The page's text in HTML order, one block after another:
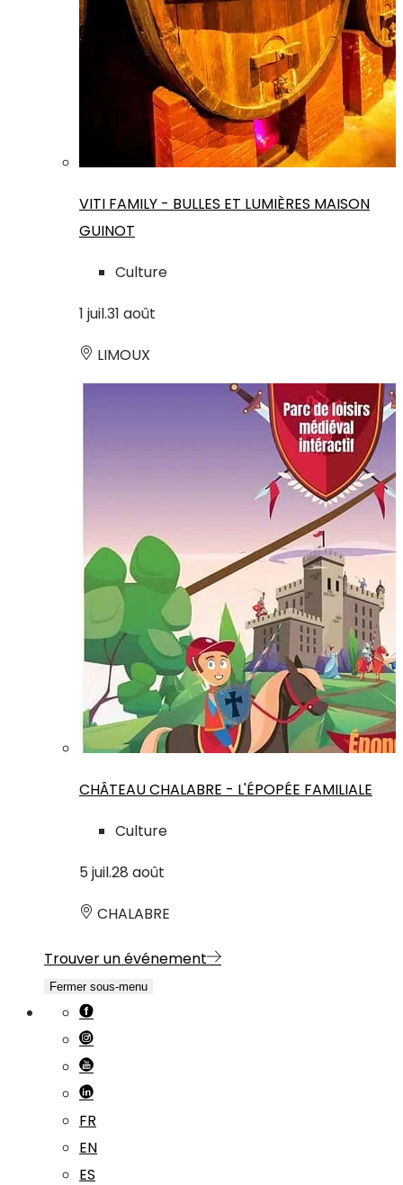
VITI FAMILY - BULLES ET LUMIÈRES MAISON
GUINOT
Culture
1 juil.31 août
LIMOUX
CHÂTEAU CHALABRE - L'ÉPOPÉE FAMILIALE
Culture
5 juil.28 août
CHALABRE
Trouver un événement
Fermer sous-menu
FR
EN
ES